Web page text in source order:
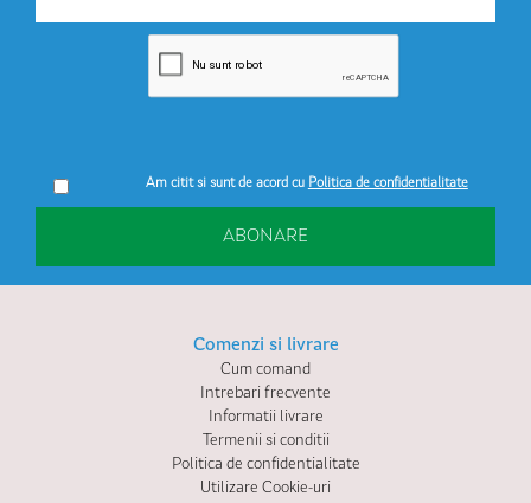
Am citit si sunt de acord cu Politica de confidentialitate
ABONARE
Comenzi si livrare
Cum comand
Intrebari frecvente
Informatii livrare
Termenii si conditii
Politica de confidentialitate
Utilizare Cookie-uri